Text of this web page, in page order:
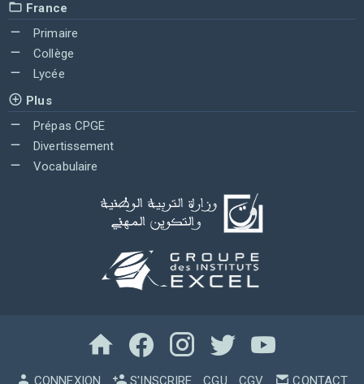
France
Primaire
Collège
Lycée
Plus
Prépas CPGE
Divertissement
Vocabulaire
CONNEXION S'INSCRIRE CGU CGV CONTACT